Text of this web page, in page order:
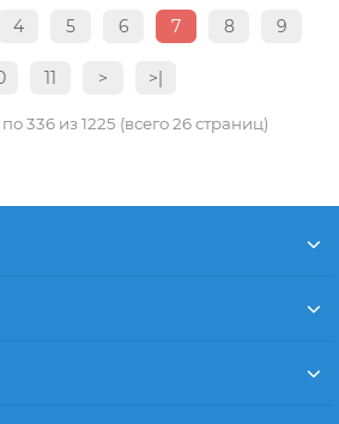
4 5 6 7 8 9
11 > >|
336 из 1225 (всего 26 страниц)